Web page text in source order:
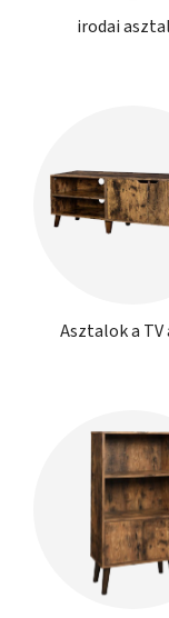
irodai
Asztalok a